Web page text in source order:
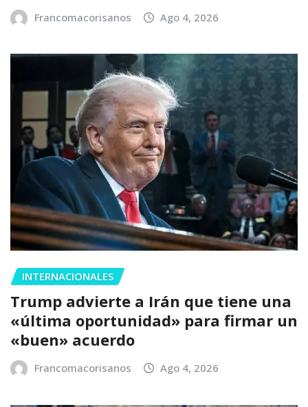
Francomacorisanos Ago 4, 2026
INTERNACIONALES
Trump advierte a Irán que tiene una
«última oportunidad» para firmar un
«buen» acuerdo
Francomacorisanos Ago 4, 2026